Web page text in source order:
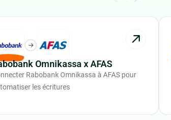
Omnikassa x AFAS
Rabobank Omnikassa à AFAS pour
les écritures